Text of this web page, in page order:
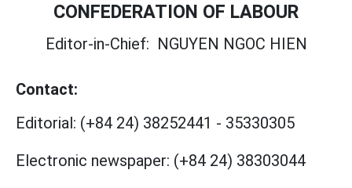
CONFEDERATION OF LABOUR
Editor-in-Chief: NGUYEN NGOC HIEN
Contact:
Editorial: (+84 24) 38252441 - 35330305
Electronic newspaper: (+84 24) 38303044